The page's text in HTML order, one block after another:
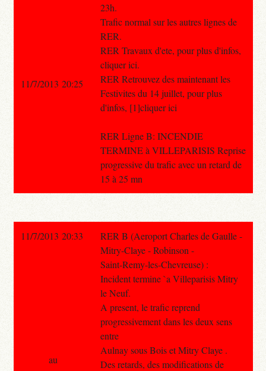
23h.
Trafic normal sur les autres lignes de
RER.
RER Travaux d'ete, pour plus d'infos,
cliquer ici.
RER Retrouvez des maintenant les
Festivites du 14 juillet, pour plus
d'infos, [1]cliquer ici
RER Ligne B: INCENDIE
TERMINE à VILLEPARISIS Reprise
progressive du trafic avec un retard de
15 à 25 mn
11/7/2013 20:25
11/7/2013 20:33
RER B (Aeroport Charles de Gaulle -
Mitry-Claye - Robinson -
Saint-Remy-les-Chevreuse) :
Incident termine `a Villeparisis Mitry
le Neuf.
A present, le trafic reprend
progressivement dans les deux sens
entre
Aulnay sous Bois et Mitry Claye .
Des retards, des modifications de
au